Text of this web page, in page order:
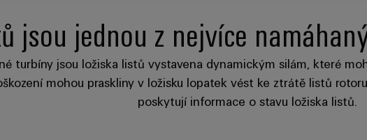
jsou jednou z nejvíce
turbíny jsou ložiska listů vystavena dynamickým silám, které
mohou praskliny v ložisku lopatek vést ke ztrátě listů
poskytují informace o stavu ložiska listů.